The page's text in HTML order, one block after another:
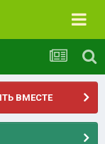
ВМЕСТЕ